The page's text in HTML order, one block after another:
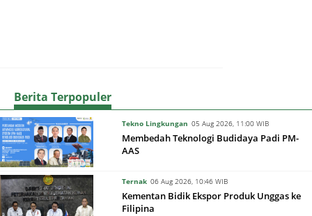
Berita Terpopuler
Tekno Lingkungan 05 Aug 2026, 11:00 WIB
Membedah Teknologi Budidaya Padi PM-
AAS
Ternak 06 Aug 2026, 10:46 WIB
Kementan Bidik Ekspor Produk Unggas ke
Filipina